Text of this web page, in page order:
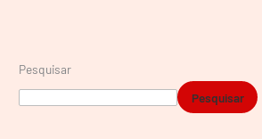
Pesquisar
Pesquisar